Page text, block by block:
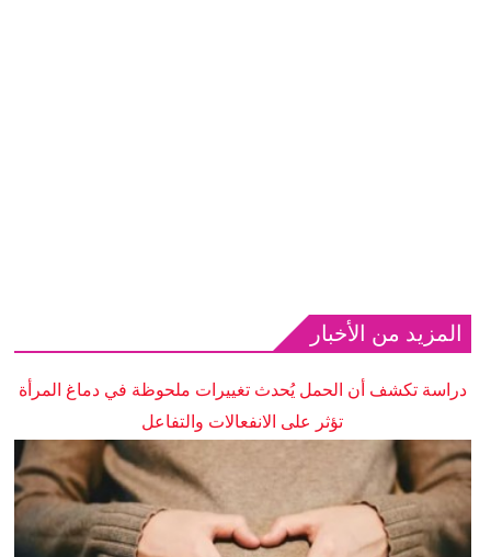
المزيد من الأخبار
دراسة تكشف أن الحمل يُحدث تغييرات ملحوظة في دماغ المرأة
تؤثر على الانفعالات والتفاعل